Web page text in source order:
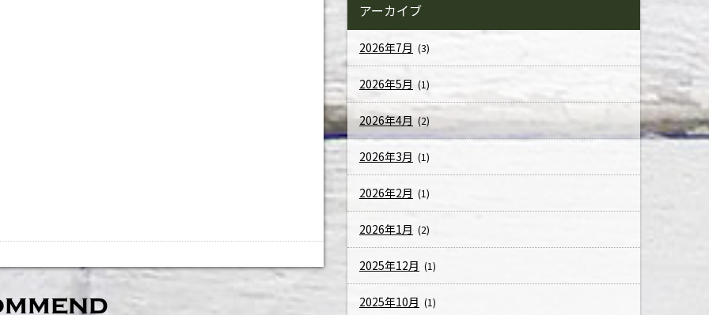
アーカイブ
2026年7月 (3)
2026年5月 (1)
2026年4月 (2)
2026年3月 (1)
2026年2月 (1)
2026年1月 (2)
2025年12月 (1)
2025年10月 (1)